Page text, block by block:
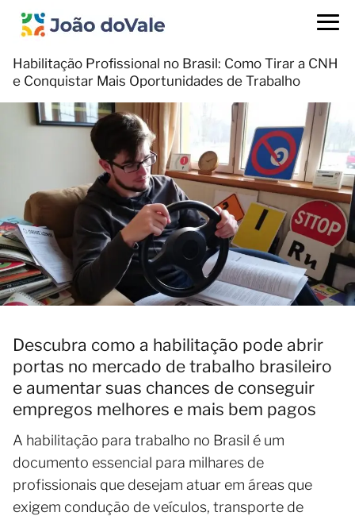
Habilitação Profissional no Brasil: Como Tirar a CNH
e Conquistar Mais Oportunidades de Trabalho
Descubra como a habilitação pode abrir
portas no mercado de trabalho brasileiro
e aumentar suas chances de conseguir
empregos melhores e mais bem pagos
A habilitação para trabalho no Brasil é um
documento essencial para milhares de
profissionais que desejam atuar em áreas que
exigem condução de veículos, transporte de